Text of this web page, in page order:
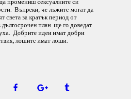
промениш сексуалните си
Въпреки, че лъжите могат да
света за кратък период от
дългосрочен план ще го доведат
Добрите идеи имат добри
лошите имат лоши.